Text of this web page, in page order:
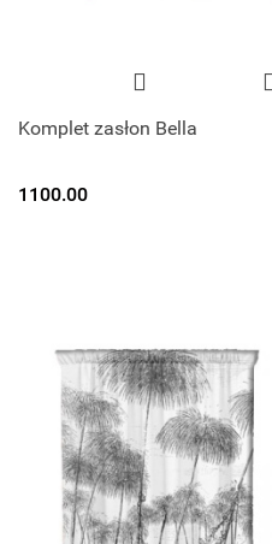
Komplet zasłon Bella
1100.00